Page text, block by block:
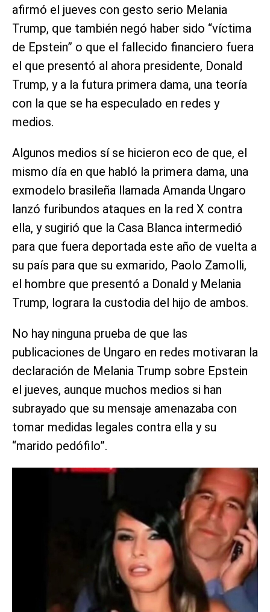
afirmó el jueves con gesto serio Melania
Trump, que también negó haber sido “víctima
de Epstein” o que el fallecido financiero fuera
el que presentó al ahora presidente, Donald
Trump, y a la futura primera dama, una teoría
con la que se ha especulado en redes y
medios.
Algunos medios sí se hicieron eco de que, el
mismo día en que habló la primera dama, una
exmodelo brasileña llamada Amanda Ungaro
lanzó furibundos ataques en la red X contra
ella, y sugirió que la Casa Blanca intermedió
para que fuera deportada este año de vuelta a
su país para que su exmarido, Paolo Zamolli,
el hombre que presentó a Donald y Melania
Trump, lograra la custodia del hijo de ambos.
No hay ninguna prueba de que las
publicaciones de Ungaro en redes motivaran la
declaración de Melania Trump sobre Epstein
el jueves, aunque muchos medios si han
subrayado que su mensaje amenazaba con
tomar medidas legales contra ella y su
“marido pedófilo”.